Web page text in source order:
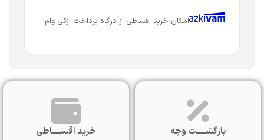
امکان خرید اقساطی از درگاه پرداخت ازکی وام!
بازگشـــــت وجه خرید اقســـــاطی